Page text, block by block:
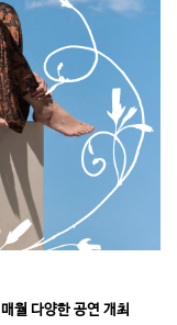
월 다양한 공연 개최